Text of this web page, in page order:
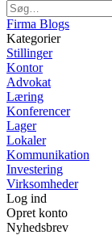
Firma Blogs
Kategorier
Stillinger
Kontor
Advokat
Læring
Konferencer
Lager
Lokaler
Kommunikation
Investering
Virksomheder
Log ind
Opret konto
Nyhedsbrev